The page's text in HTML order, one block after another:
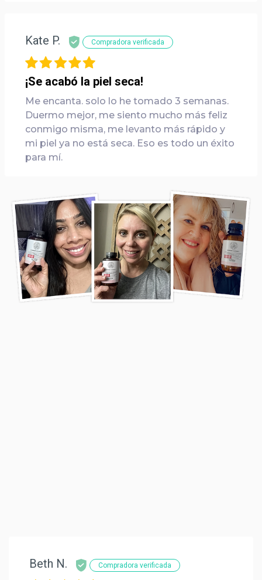
Kate P. Compradora verificada
¡Se acabó la piel seca!
Me encanta. solo lo he tomado 3 semanas.
Duermo mejor, me siento mucho más feliz
conmigo misma, me levanto más rápido y
mi piel ya no está seca. Eso es todo un éxito
para mí.
Beth N. Compradora verificada